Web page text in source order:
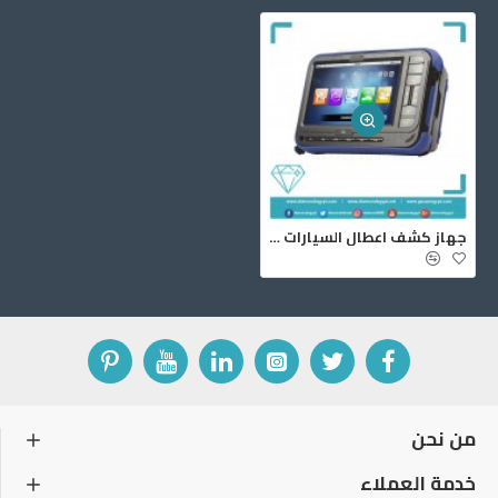
· ما هو الدعم الفني الذي تقدمه الشركة فى
التعامل مع الاعطال التى تظهر بالجهاز
· كيف يمكن ان استفيد فى التشخيص باستخدام
وظيفة قراءة الحساسات بالجهاز وهل توجد مرجع
للقراءات السليمة ومتى تكون مفيدة ومتى
تكون غير مفيدة وكيف يمكن ان اتعلم معانيها
وتفسيرها وكيف اقوم بتسجيل القراءات وعرضها
بالشكل المناسب
· كيف يمكن ان استفيد فى التشخيص باستخدام
وظيفة فصل واختبار البلوف والكتاوتات
الموجودة على الكنترول وهل هذا الاختبار مفيد
فى التشخيص ومتى يتم استخدامه
جهاز كشف اعطال السيارات جي سكان 2
من نحن
خدمة العملاء